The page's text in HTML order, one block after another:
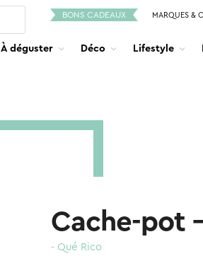
BONS CADEAUX MARQUES &
À déguster Déco Lifestyle
Cache-pot
- Qué Rico